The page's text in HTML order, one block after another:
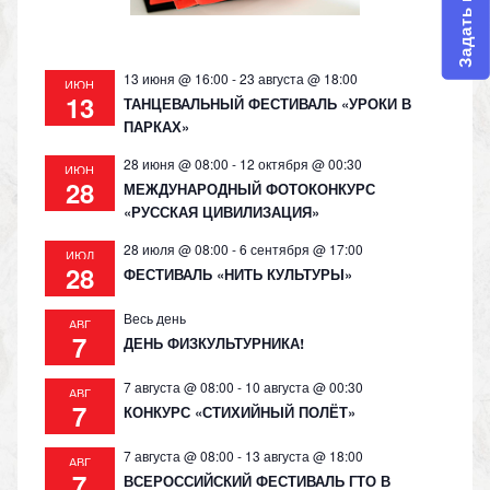
ki
ИЮН
13
13 июня @ 16:00 -23 августа @ 18:00
ТАНЦЕВАЛЬНЫЙ ФЕСТИВАЛЬ «УРОКИ В
ПАРКАХ»
ИЮН
28
28 июня @ 08:00 - 12 октября @ 00:30
МЕЖДУНАРОДНЫЙ ФОТОКОНКУРС
«РУССКАЯ ЦИВИЛИЗАЦИЯ»
ИЮЛ
28
28 июля @ 08:00 -6 сентября @ 17:00
ФЕСТИВАЛЬ «НИТЬ КУЛЬТУРЫ»
АВГ
7
Весь день
ДЕНЬ ФИЗКУЛЬТУРНИКА!
АВГ
7
7 августа @ 08:00 - 10 августа @ 00:30
КОНКУРС «СТИХИЙНЫЙ ПОЛЁТ»
АВГ 7 августа @ 08:00 - 13 августа @ 18:00
ВСЕРОССИЙСКИЙ ФЕСТИВАЛЬ ГТО В